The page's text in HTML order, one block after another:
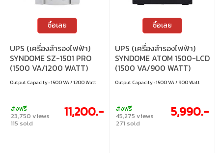
ซื้อเลย
UPS (เครื่องสำรองไฟฟ้า)
SYNDOME SZ-1501 PRO
(1500 VA/1200 WATT)
Output Capacity : 1500 VA / 1200 Watt
ส่งฟรี
23,750 views
115 sold
11,200.-
ซื้อเลย
UPS (เครื่องสำรองไฟฟ้า)
SYNDOME ATOM 1500-LCD
(1500 VA/900 WATT)
Output Capacity : 1500 VA / 900 Watt
ส่งฟรี
45,275 views
271 sold
5,990.-